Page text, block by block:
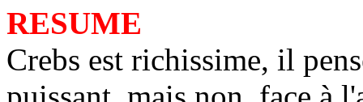
RESUME
Crebs est richissime, il